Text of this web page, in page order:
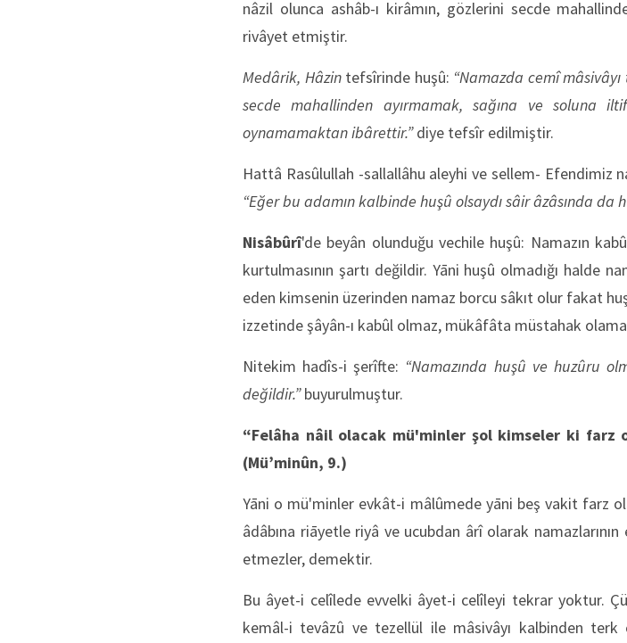
nâzil olunca ashâb-ı kirâmın, gözlerini secde
rivâyet etmiştir.
Medârik, Hâzintefsîrinde huşû: “Namazda cemî
secde mahallinden ayırmamak, sağına ve soluna
oynamamaktan ibârettir.”diye tefsîr edilmiştir.
Hattâ Rasûlullah -sallallâhu aleyhi ve sellem- Efendimiz
“Eğer bu adamın kalbinde huşû olsaydı sâir âzâsında da
Nisâbûrî'de beyân olunduğu vechile huşû: Namazın
kurtulmasının şartı değildir. Yāni huşû olmadığı halde
eden kimsenin üzerinden namaz borcu sâkıt olur fakat
izzetinde şâyân-ı kabûl olmaz, mükâfâta müstahak
Nitekim hadîs-i şerîfte: “Namazında huşû ve huzûru
değildir.”buyurulmuştur.
“Felâha nâil olacak mü'minler şol kimseler ki farz
(Mü’minûn, 9.)
Yāni o mü'minler evkât-i mâlûmede yāni beş vakit farz
âdâbına riāyetle riyâ ve ucubdan ârî olarak
etmezler, demektir.
Bu âyet-i celîlede evvelki âyet-i celîleyi tekrar yoktur.
kemâl-i tevâzû ve tezellül ile mâsivâyı kalbinden